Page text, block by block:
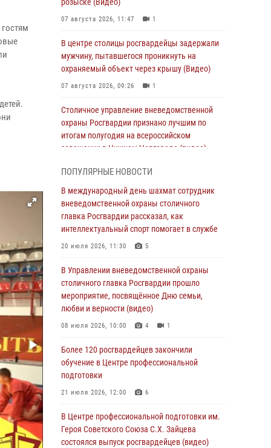
07 августа 2026, 11:47 1
В центре столицы росгвардейцы задержали
мужчину, пытавшегося проникнуть на
охраняемый объект через крышу (Видео)
07 августа 2026, 09:26 1
Столичное управление вневедомственной
охраны Росгвардии признано лучшим по
итогам полугодия на всероссийском
совещании в Нижнем Новгороде (видео)
Столичные росгвардейцы задержали троих
мужчин, устроивших пьяный дебош в баре
(видео)
06 августа 2026, 11:20 1
безопасность на футбольном матче в Москве
обеспечила Росгвардия (видео)
06 августа 2026, 08:30 1
Столичные росгвардейцы задержали
конторе (Видео)
05 августа 2026, 12:39 1
Московские росгвардейцы обеспечили
Кубка России (Видео)
05 августа 2026, 12:35 1
ПОПУЛЯРНЫЕ НОВОСТИ
В международный день шахмат сотрудник
вневедомственной охраны столичного
главка Росгвардии рассказал, как
интеллектуальный спорт помогает в службе
20 июля 2026, 11:30 5
В Управлении вневедомственной охраны
столичного главка Росгвардии прошло
мероприятие, посвящённое Дню семьи,
любви и верности (видео)
08 июля 2026, 10:00 4 1
Более 120 росгвардейцев закончили
обучение в Центре профессиональной
подготовки
21 июля 2026, 12:00 6
В Центре профессиональной подготовки им.
Героя Советского Союза С.Х. Зайцева
состоялся выпуск росгвардейцев (видео)